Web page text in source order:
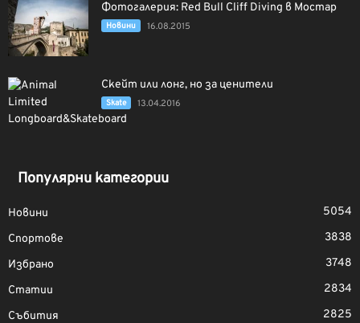
Фотогалерия: Red Bull Cliff Diving в Мостар
Новини 16.08.2015
Скейт или лонг, но за ценители
Skate 13.04.2016
Популярни категории
Новини
5054
Спортове
3838
Избрано
3748
Статии
2834
Събития
2825